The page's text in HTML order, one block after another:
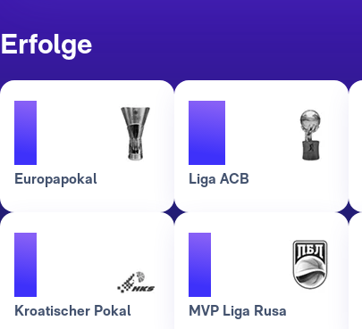
Erfolge
1
Europapokal
3
Liga ACB
1
Kroatischer Pokal
1
MVP Liga Rusa